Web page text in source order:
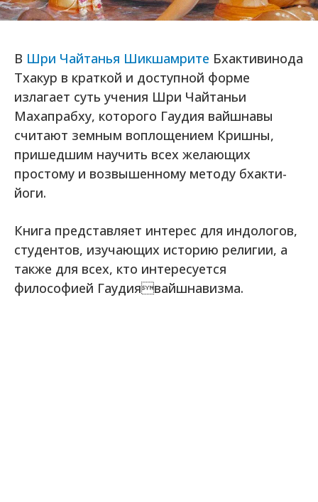
В Шри Чайтанья Шикшамрите Бхактивинода
Тхакур в краткой и доступной форме
излагает суть учения Шри Чайтаньи
Махапрабху, которого Гаудия вайшнавы
считают земным воплощением Кришны,
пришедшим научить всех желающих
простому и возвышенному методу бхакти-
йоги.
Книга представляет интерес для индологов,
студентов, изучающих историю религии, а
также для всех, кто интересуется
философией Гаудиявайшнавизма.